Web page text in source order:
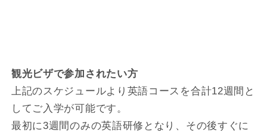
観光ビザで参加されたい方
上記のスケジュールより英語コースを合計12週間と
してご入学が可能です。
最初に3週間のみの英語研修となり、その後すぐに